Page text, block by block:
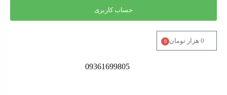
حساب کاربری
0 هزار تومان 0
09361699805